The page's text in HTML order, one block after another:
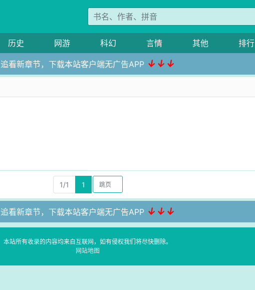
历史 网游 科幻 言情 其他 排行
追看新章节，下载本站客户端无广告APP ↓↓↓
1/1 1
追看新章节，下载本站客户端无广告APP ↓↓↓
本站所有收录的内容均来自互联网，如有侵权我们将尽快删除。
网站地图